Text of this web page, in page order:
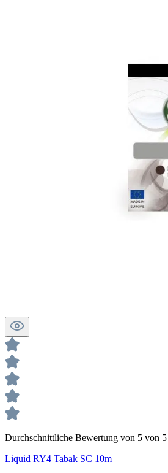
Durchschnittliche Bewertung von 5 von 5
Liquid RY4 Tabak SC 10m